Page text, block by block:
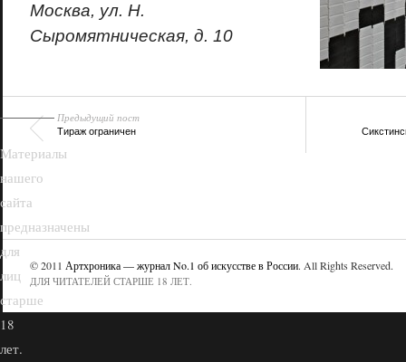
Москва, ул. Н.
Сыромятническая, д. 10
Предыдущий пост
Тираж ограничен
© 2011 Артхроника — журнал No.1 об искусстве в России. All Rights Reserved.
ДЛЯ ЧИТАТЕЛЕЙ СТАРШЕ 18 ЛЕТ.
18+
Материалы
нашего
сайта
предназначены
для
лиц
старше
18
лет.